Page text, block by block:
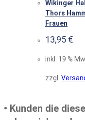
Wikinger
Thors
Frauen
13,95 €
inkl. 19 %
zzgl.
• Kunden die